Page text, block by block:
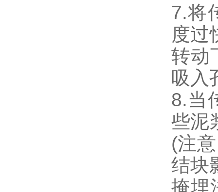
7.将
度过
转动
吸入
8.当
些泥
(注
结块
掩埋